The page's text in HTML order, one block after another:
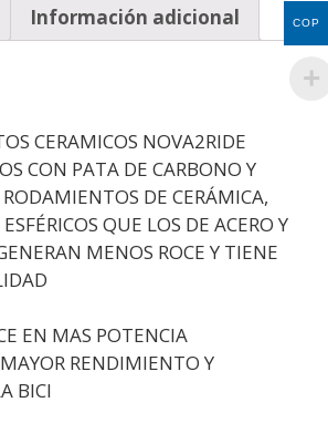
Información adicional
CERAMICOS NOVA2RIDE
CON PATA DE CARBONO Y
RODAMIENTOS DE CERÁMICA,
QUE LOS DE ACERO Y
MENOS ROCE Y TIENE
EN MAS POTENCIA
RENDIMIENTO Y
BICI
COP